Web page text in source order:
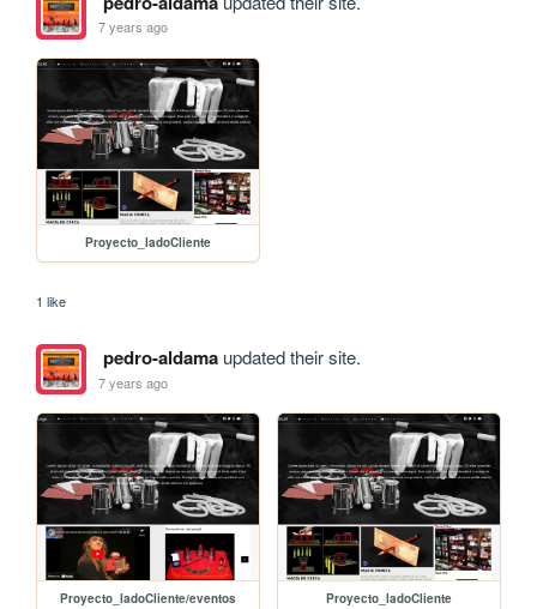
7 years ago
Proyecto_ladoCliente
1 like
pedro-aldamaupdated their site.
7 years ago
Proyecto_ladoCliente/eventos Proyecto_ladoCliente